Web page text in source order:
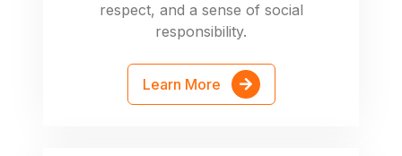
respect, and a sense of social
responsibility.
Learn More